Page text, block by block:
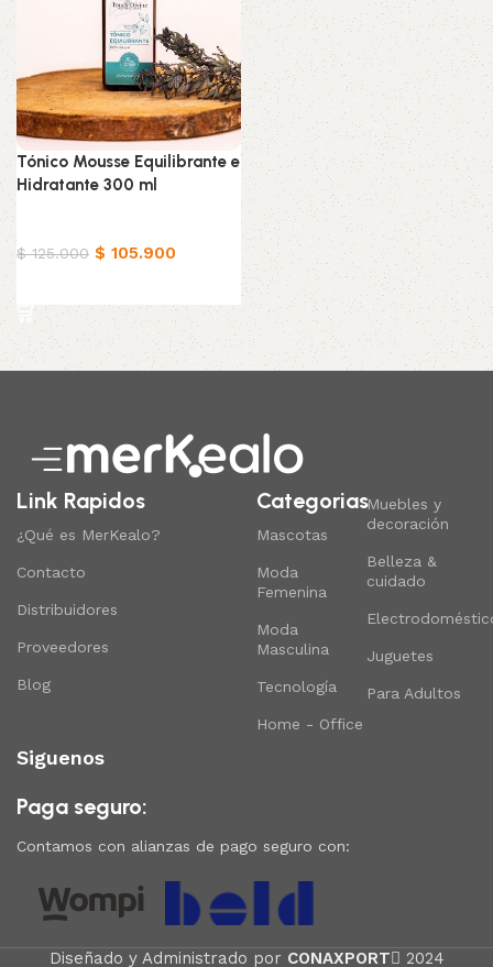
Tónico Mousse Equilibrante e
Hidratante 300 ml
$125.000 $ 105.900
Link Rapidos
¿Qué es MerKealo?
Contacto
Distribuidores
Proveedores
Blog
Categorias
Mascotas
Moda
Femenina
Moda
Masculina
Tecnología
Home - Office
Muebles y
decoración
Belleza &
cuidado
Juguetes
Para Adultos
Siguenos
Paga seguro:
Contamos con alianzas de pago seguro con:
Diseñado y Administrado por CONAXPORT 2024